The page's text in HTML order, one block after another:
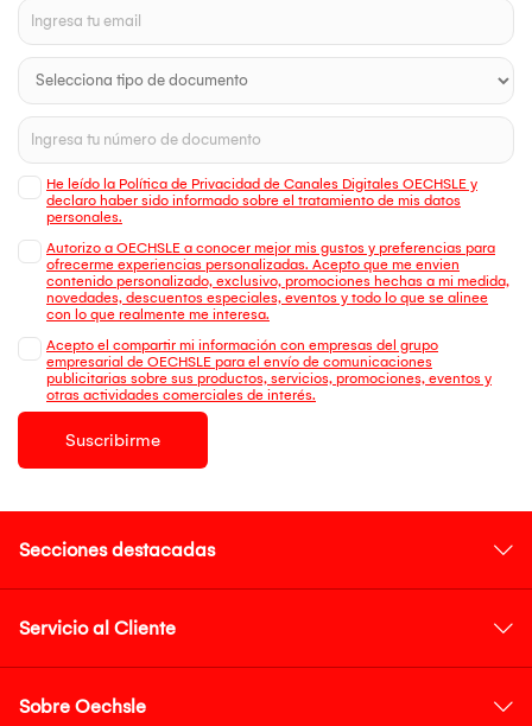
He leído la Política de Privacidad de Canales Digitales OECHSLE y
declaro haber sido informado sobre el tratamiento de mis datos
personales.
Autorizo a OECHSLE a conocer mejor mis gustos y preferencias para
ofrecerme experiencias personalizadas. Acepto que me envien
contenido personalizado, exclusivo, promociones hechas a mi medida,
novedades, descuentos especiales, eventos y todo lo que se alinee
con lo que realmente me interesa.
Acepto el compartir mi información con empresas del grupo
empresarial de OECHSLE para el envío de comunicaciones
publicitarias sobre sus productos, servicios, promociones, eventos y
otras actividades comerciales de interés.
Suscribirme
Secciones destacadas
Servicio al Cliente
Sobre Oechsle